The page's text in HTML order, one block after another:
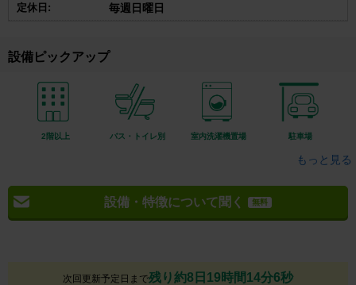
定休日: 毎週日曜日
設備ピックアップ
2階以上 バス・トイレ別 室内洗濯機置場 駐車場
もっと見る
設備・特徴について聞く 無料
次回更新予定日まで残り約8日19時間14分5秒